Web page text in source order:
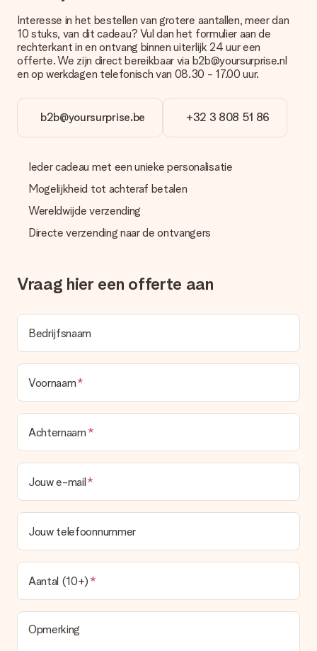
creditcard of handmatige overboeking. Hou bij handmatige
overboeking wel rekening met 3 dagen extra levertijd van je
cadeau.
Cadeau ontvangen
We vinden het erg vervelend als je cadeau niet naar wens is
geleverd. Je kunt hiervoor contact opnemen met onze
klantenservice, zij helpen je graag bij het vinden van een
Wordt de factuur met de bestelling meegestuurd?
Er wordt geen factuur meegestuurd bij je bestelling. Je
ontvangt deze bij de bevestiging van de verzending en je kunt
deze ook altijd terugvinden in jouw MySurprise. Je kunt dus
het echt een verrassing!
Interesse in het bestellen van grotere aantallen, meer dan
10 stuks, van dit cadeau? Vul dan het formulier aan de
rechterkant in en ontvang binnen uiterlijk 24 uur een
offerte. We zijn direct bereikbaar via b2b@yoursurprise.nl
en op werkdagen telefonisch van 08.30 - 17.00 uur.
b2b@yoursurprise.be +32 3 808 51 86
Ieder cadeau met een unieke personalisatie
Mogelijkheid tot achteraf betalen
Wereldwijde verzending
Directe verzending naar de ontvangers
Vraag hier een offerte aan
Bedrijfsnaam
Voornaam
Achternaam
Jouw e-mail
Jouw telefoonnummer
Aantal (10+)
Opmerking